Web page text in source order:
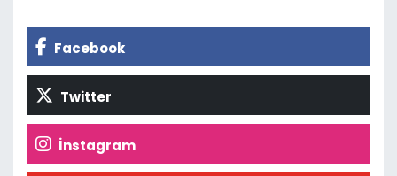
Facebook
Twitter
İnstagram